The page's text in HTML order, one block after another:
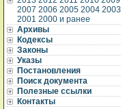
2007 2006 2005 2004 2003
2001 2000 и ранее
Архивы
Кодексы
Законы
Указы
Постановления
Поиск документа
Полезные ссылки
Контакты